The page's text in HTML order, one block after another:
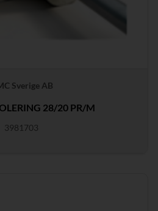
Sverige AB
28/20 PR/M
3981703